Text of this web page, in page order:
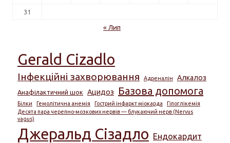
31
« Лип
Gerald Cizadlo
Інфекційні захворювання Адреналін Алкалоз
Анафілактичний шок Ацидоз Базова допомога
Білки Гемолітична анемія Гострий інфаркт міокарда
Гіпоглікемія
Десята пара черепно-мозкових нервів — блукаючий нерв (Nervus
vagus)
Джеральд Сізадло Ендокардит